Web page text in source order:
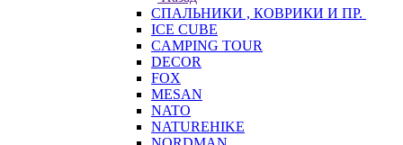
СПАЛЬНИКИ , КОВРИКИ И ПР.
ICE CUBE
CAMPING TOUR
DECOR
FOX
MESAN
NATO
NATUREHIKE